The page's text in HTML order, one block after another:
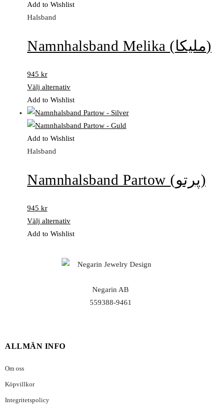
Add to Wishlist
Halsband
Namnhalsband Melika (ملیکا)
945 kr
Välj alternativ
Add to Wishlist
Add to Wishlist
Halsband
Namnhalsband Partow (پرتو)
945 kr
Välj alternativ
Add to Wishlist
Negarin AB
559388-9461
ALLMÄN INFO
Om oss
Köpvillkor
Integritetspolicy